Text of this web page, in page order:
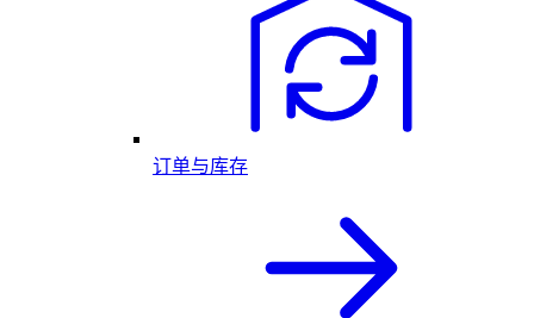
订单与库存